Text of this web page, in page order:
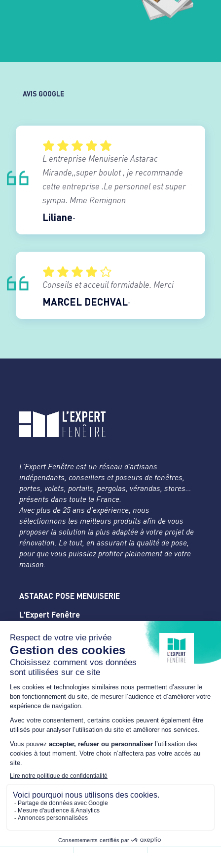
AVIS GOOGLE
Liliane
L entreprise Menuiserie Astarac
Mirande,,super boulot , je recommande
cette entreprise .Le personnel est super
sympa. Mme Remignon
MARCEL DECHVAL
Conseils et acceuil formidable. Merci
L’Expert Fenêtre est un réseau d’artisans
indépendants, conseillers et poseurs de fenêtres,
portes, volets, portails, pergolas, vérandas, stores…
présents dans toute la France.
Avec plus de 25 ans d’expérience, nous
sélectionnons les meilleurs produits afin de vous
proposer la solution la plus adaptée à votre projet de
rénovation. Le tout, en assurant la qualité de pose,
pour que vous puissiez profiter pleinement de votre
maison.
ASTARAC POSE MENUISERIE
L'Expert Fenêtre
1224 A Route d'Auch
32300 MIRANDE
05 62 63 64 31
astaracposemenuiserie@orange.fr
HORAIRES
Du lundi au vendredi
8h00 – 12h00 / 14h00 –
18h00
NOUS SUIVRE